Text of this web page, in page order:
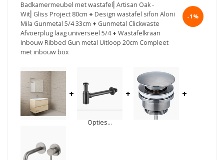
Badkamermeubel met wastafel⎢Artisan Oak -
Wit⎢Gliss Project 80cm + Design wastafel sifon Aloni
Mila Gunmetal 5/4 33cm + Gunmetal Clickwaste
Afvoerplug laag universeel 5/4 + Wastafelkraan
Inbouw Ribbed Gun metal Uitloop 20cm Compleet
met inbouw box
-1%
+
Opties...
+ +